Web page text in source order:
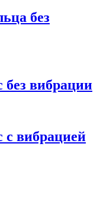
без
без вибрации
с вибрацией